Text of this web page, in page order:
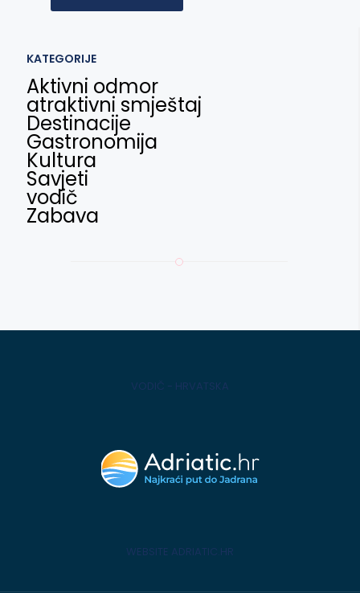
KATEGORIJE
Aktivni odmor
atraktivni smještaj
Destinacije
Gastronomija
Kultura
Savjeti
vodič
Zabava
VODIČ - HRVATSKA
WEBSITE ADRIATIC.HR